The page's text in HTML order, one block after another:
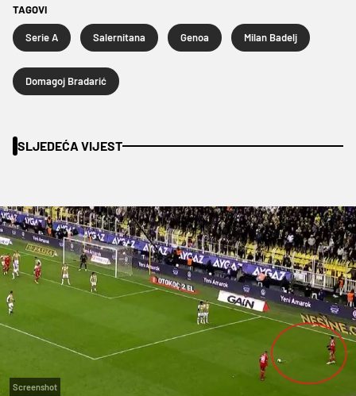
TAGOVI
Serie A Salernitana Genoa Milan Badelj
Domagoj Bradarić
SLJEDEĆA VIJEST
Screenshot